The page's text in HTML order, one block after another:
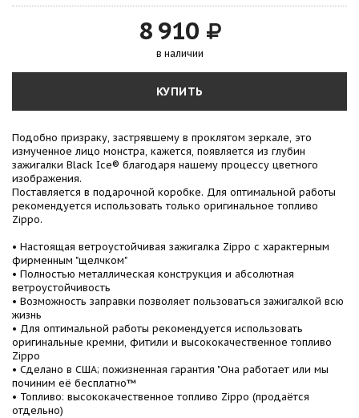
8 910
в наличии
КУПИТЬ
Подобно призраку, застрявшему в проклятом зеркале, это
измученное лицо монстра, кажется, появляется из глубин
зажигалки Black Ice® благодаря нашему процессу цветного
изображения.
Поставляется в подарочной коробке. Для оптимальной работы
рекомендуется использовать только оригинальное топливо
Zippo.
• Настоящая ветроустойчивая зажигалка Zippo с характерным
фирменным "щелчком"
• Полностью металлическая конструкция и абсолютная
ветроустойчивость
• Возможность заправки позволяет пользоваться зажигалкой всю
жизнь
• Для оптимальной работы рекомендуется использовать
оригинальные кремни, фитили и высококачественное топливо
Zippo
• Сделано в США; пожизненная гарантия "Она работает или мы
починим её бесплатно™
• Топливо: высококачественное топливо Zippo (продаётся
отдельно)